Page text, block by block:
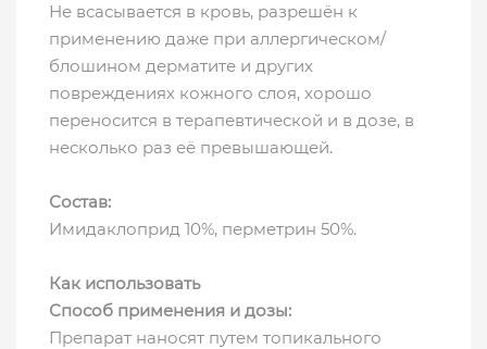
Не всасывается в кровь, разрешён к
применению даже при аллергическом/
блошином дерматите и других
повреждениях кожного слоя, хорошо
переносится в терапевтической и в дозе, в
несколько раз её превышающей.
Состав:
Имидаклоприд 10%, перметрин 50%.
Как использовать
Способ применения и дозы:
Препарат наносят путем топикального